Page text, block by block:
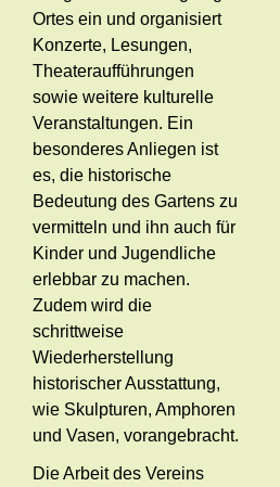
Ortes ein und organisiert
Konzerte, Lesungen,
Theateraufführungen
sowie weitere kulturelle
Veranstaltungen. Ein
besonderes Anliegen ist
es, die historische
Bedeutung des Gartens zu
vermitteln und ihn auch für
Kinder und Jugendliche
erlebbar zu machen.
Zudem wird die
schrittweise
Wiederherstellung
historischer Ausstattung,
wie Skulpturen, Amphoren
und Vasen, vorangebracht.
Die Arbeit des Vereins